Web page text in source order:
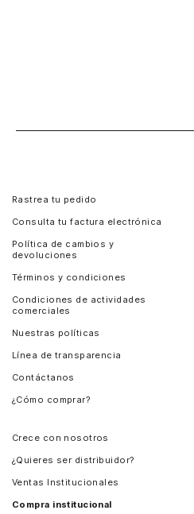
Rastrea tu pedido
Consulta tu factura electrónica
Política de cambios y
devoluciones
Términos y condiciones
Condiciones de actividades
comerciales
Nuestras políticas
Línea de transparencia
Contáctanos
¿Cómo comprar?
Crece con nosotros
¿Quieres ser distribuidor?
Ventas Institucionales
Compra institucional